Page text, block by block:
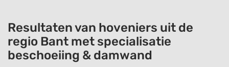
Resultaten van hoveniers uit de
regio Bant met specialisatie
beschoeiing & damwand